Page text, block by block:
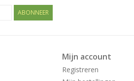
ABONNEER
Mijn account
Registreren